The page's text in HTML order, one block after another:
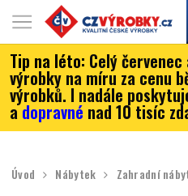
Tip na léto: Celý
výrobky na míru za cenu
výrobků. I nadále
adopravné nad 10 tisíc
Úvod Nábytek Zahradní